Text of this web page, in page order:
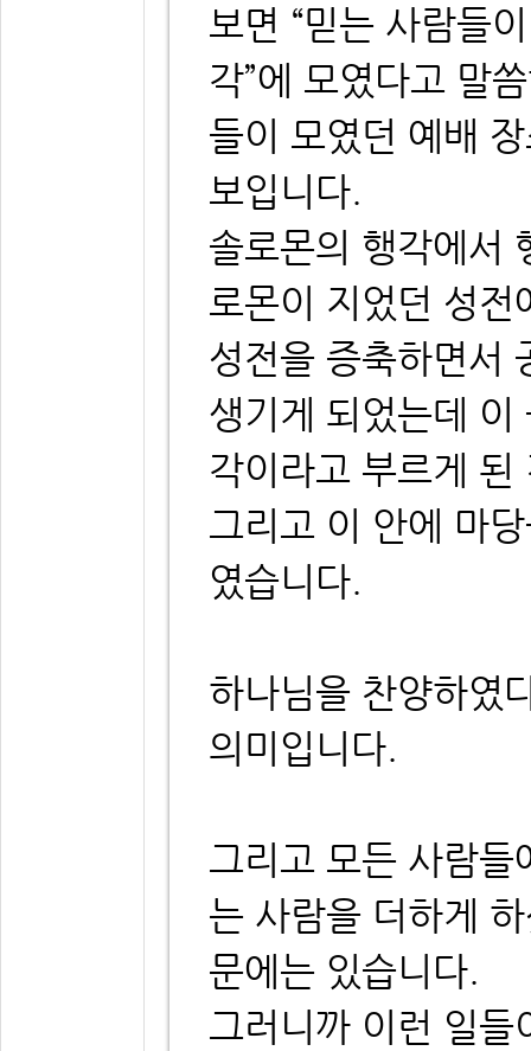
보면 “믿는 사람들
각”에 모였다고 말
들이 모였던 예배
보입니다.
솔로몬의 행각에서
로몬이 지었던 성전
성전을 증축하면서
생기게 되었는데 이
각이라고 부르게 된
그리고 이 안에 마
였습니다.
하나님을 찬양하였
의미입니다.
그리고 모든 사람들
는 사람을 더하게
문에는 있습니다.
그러니까 이런 일들